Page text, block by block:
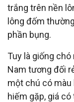
trắng trên nền
lông đốm
phần bụng.
Tuy là giống
Nam tương đối
một chú có
hiếm gặp, giá